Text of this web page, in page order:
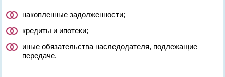
накопленные задолженности;
кредиты и ипотеки;
иные обязательства наследодателя, подлежащие
передаче.